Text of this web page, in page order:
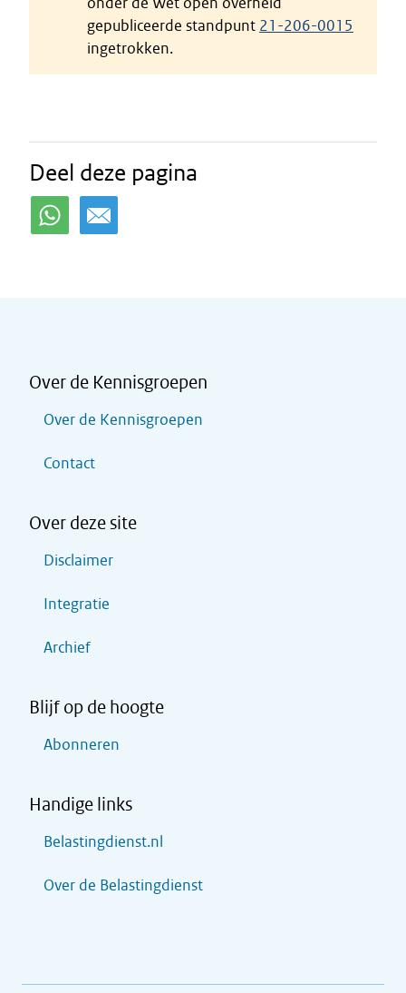
gepubliceerde standpunt 21-206-0015
ingetrokken.
Deel deze pagina
Over de Kennisgroepen
Over de Kennisgroepen
Contact
Over deze site
Disclaimer
Integratie
Archief
Blijf op de hoogte
Abonneren
Handige links
Belastingdienst.nl
Over de Belastingdienst